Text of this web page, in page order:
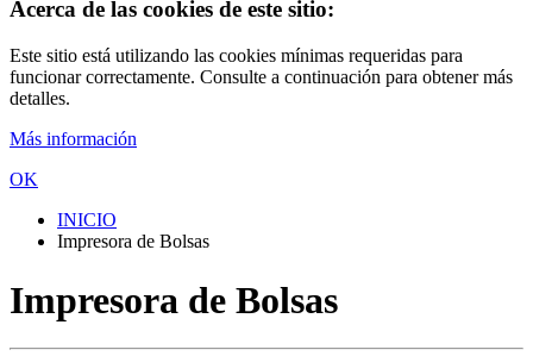
Acerca de las cookies de este sitio:
Este sitio está utilizando las cookies mínimas requeridas para
funcionar correctamente. Consulte a continuación para obtener más
detalles.
Más información
OK
INICIO
Impresora de Bolsas
Impresora de Bolsas